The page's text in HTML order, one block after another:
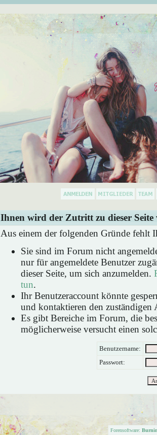
Ihnen wird der Zutritt zu dieser Seite
Aus einem der folgenden Gründe fehlt
Sie sind im Forum nicht
nur für angemeldete Benutzer
dieser Seite, um sich anzumelden.
tun.
Ihr Benutzeraccount könnte
und kontaktieren den zuständigen
Es gibt Bereiche im Forum, die
möglicherweise versucht einen
Benutzername:
Passwort:
Forensoftware: